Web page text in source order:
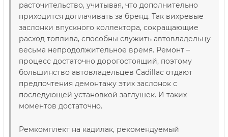
расточительство, учитывая, что дополнительно
приходится доплачивать за бренд. Так вихревые
заслонки впускного коллектора, сокращающие
расход топлива, способны служить автовладельцу
весьма непродолжительное время. Ремонт –
процесс достаточно дорогостоящий, поэтому
большинство автовладельцев Cadillac отдают
предпочтения демонтажу этих заслонок с
последующей установкой заглушек. И таких
моментов достаточно.
Ремкомплект на кадилак, рекомендуемый